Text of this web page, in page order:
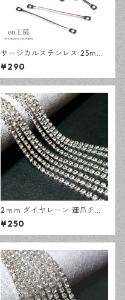
サージカルステンレス 25ｍｍ
コネクタースティック シルバ
ー 10本 アレルギー対応 ピア
ス ハンドメイド資材 【en工
¥290
2ｍｍ ダイヤレーン 連爪チェ
ーン シルバー 1メートル ライ
ンストーン ガラスストーン デ
ザインパーツ アクセサリーパ
房】
¥250